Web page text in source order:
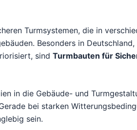
Turmsystemen, die in
Besonders in Deutschland,
sind Turmbauten für
in die Gebäude- und
bei starken
sein.